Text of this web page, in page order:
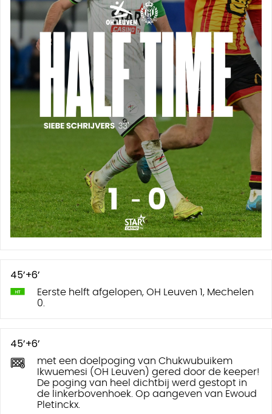
45’+6’
Eerste helft afgelopen, OH Leuven 1, Mechelen
0.
45’+6’
met een doelpoging van Chukwubuikem
Ikwuemesi (OH Leuven) gered door de keeper!
De poging van heel dichtbij werd gestopt in
de linkerbovenhoek. Op aangeven van Ewoud
Pletinckx.